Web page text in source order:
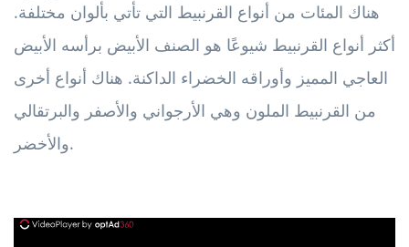
هناك المئات من أنواع القرنبيط التي تأتي بألوان مختلفة.
أكثر أنواع القرنبيط شيوعًا هو الصنف الأبيض برأسه الأبيض
العاجي المميز وأوراقه الخضراء الداكنة. هناك أنواع أخرى
من القرنبيط الملون وهي الأرجواني والأصفر والبرتقالي
والأخضر.